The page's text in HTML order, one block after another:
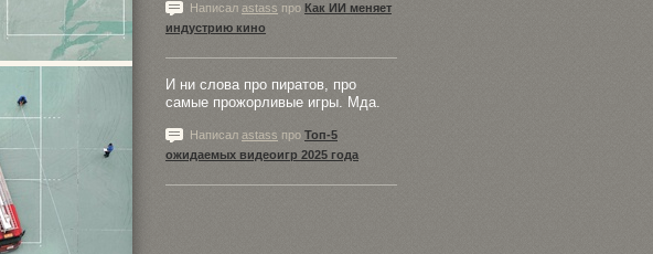
Написал astass про Как ИИ меняет
индустрию кино
И ни слова про пиратов, про
самые прожорливые игры. Мда.
Написал astass про Топ-5
ожидаемых видеоигр 2025 года